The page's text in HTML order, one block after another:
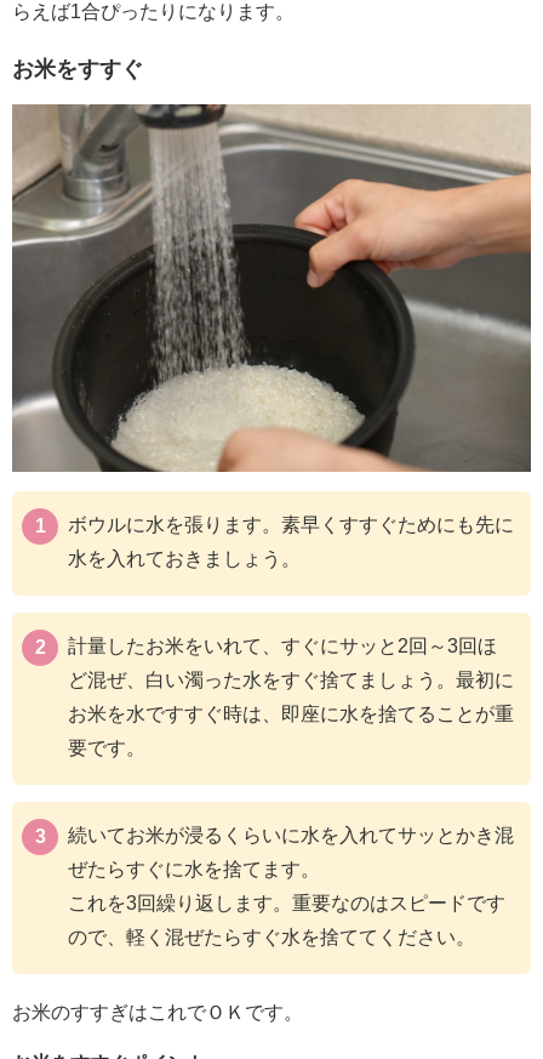
らえば1合ぴったりになります。
お米をすすぐ
ボウルに水を張ります。素早くすすぐためにも先に
水を入れておきましょう。
計量したお米をいれて、すぐにサッと2回～3回ほ
ど混ぜ、白い濁った水をすぐ捨てましょう。最初に
お米を水ですすぐ時は、即座に水を捨てることが重
要です。
続いてお米が浸るくらいに水を入れてサッとかき混
ぜたらすぐに水を捨てます。
これを3回繰り返します。重要なのはスピードです
ので、軽く混ぜたらすぐ水を捨ててください。
お米のすすぎはこれでＯＫです。